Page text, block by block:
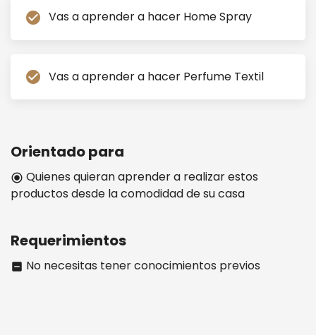
check_circle Vas a aprender a hacer Home Spray
check_circle Vas a aprender a hacer Perfume Textil
Orientado para
radio_button_checked Quienes quieran aprender a realizar estos
productos desde la comodidad de su casa
Requerimientos
indeterminate_check_box No necesitas tener conocimientos previos